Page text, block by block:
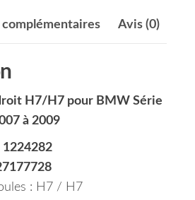
complémentaires Avis (0)
H7/H7 pour BMW Série
à 2009
1224282
: H7 / H7